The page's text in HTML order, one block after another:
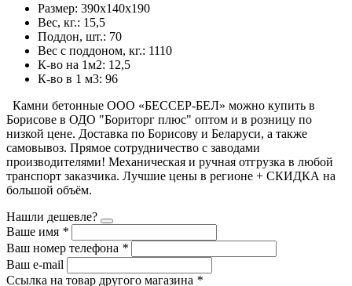
Размер: 390х140х190
Вес, кг.: 15,5
Поддон, шт.: 70
Вес c поддоном, кг.: 1110
К-во на 1м2: 12,5
К-во в 1 м3: 96
Камни бетонные ООО «БЕССЕР-БЕЛ» можно купить в
Борисове в ОДО "Бориторг плюс" оптом и в розницу по
низкой цене. Доставка по Борисову и Беларуси, а также
самовывоз. Прямое сотрудничество с заводами
производителями! Механическая и ручная отгрузка в любой
транспорт заказчика. Лучшие цены в регионе + СКИДКА на
большой объём.
Нашли дешевле?
Ваше имя *
Ваш номер телефона *
Ваш e-mail
Ссылка на товар другого магазина *